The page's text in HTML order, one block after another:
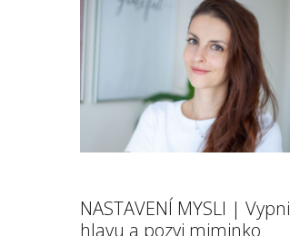
NASTAVENÍ MYSLI | Vypni
hlavu a pozvi miminko